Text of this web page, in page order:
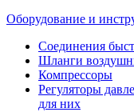
Оборудование и
Соединения
Шланги
Компрессоры
Регуляторы
для них